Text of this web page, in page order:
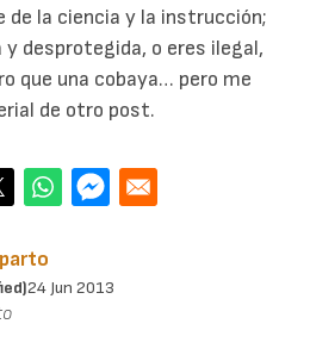
de la ciencia y la instrucción;
desprotegida, o eres ilegal,
que una cobaya… pero me
de otro post.
24 Jun 2013